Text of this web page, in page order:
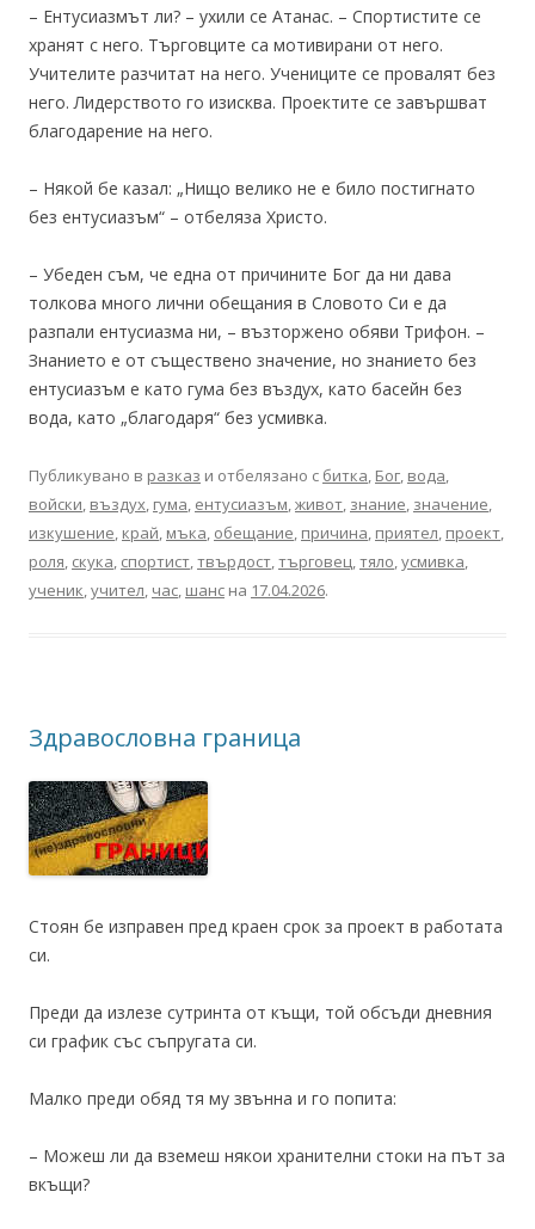
– Ентусиазмът ли? – ухили се Атанас. – Спортистите се
хранят с него. Търговците са мотивирани от него.
Учителите разчитат на него. Учениците се провалят без
него. Лидерството го изисква. Проектите се завършват
благодарение на него.
– Някой бе казал: „Нищо велико не е било постигнато
без ентусиазъм“ – отбеляза Христо.
– Убеден съм, че една от причините Бог да ни дава
толкова много лични обещания в Словото Си е да
разпали ентусиазма ни, – възторжено обяви Трифон. –
Знанието е от съществено значение, но знанието без
ентусиазъм е като гума без въздух, като басейн без
вода, като „благодаря“ без усмивка.
Публикувано в разказ и отбелязано с битка, Бог, вода,
войски, въздух, гума, ентусиазъм,живот, знание, значение,
изкушение, край, мъка, обещание, причина, приятел, проект,
роля, скука, спортист,твърдост,търговец,тяло,усмивка,
ученик,учител, час, шанс на 17.04.2026.
Здравословна граница
Стоян бе изправен пред краен срок за проект в работата
си.
Преди да излезе сутринта от къщи, той обсъди дневния
си график със съпругата си.
Малко преди обяд тя му звънна и го попита:
– Можеш ли да вземеш някои хранителни стоки на път за
вкъщи?